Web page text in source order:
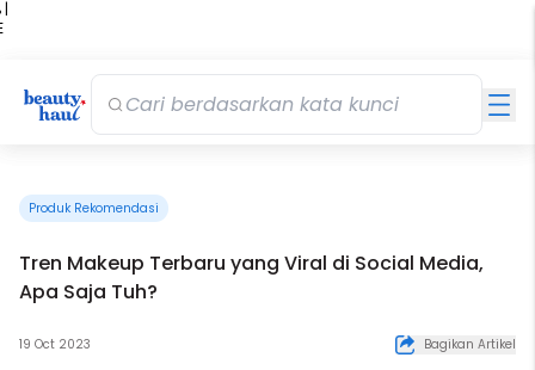
|
Produk Rekomendasi
Tren Makeup Terbaru yang Viral di Social Media,
Apa Saja Tuh?
19 Oct 2023 Bagikan Artikel